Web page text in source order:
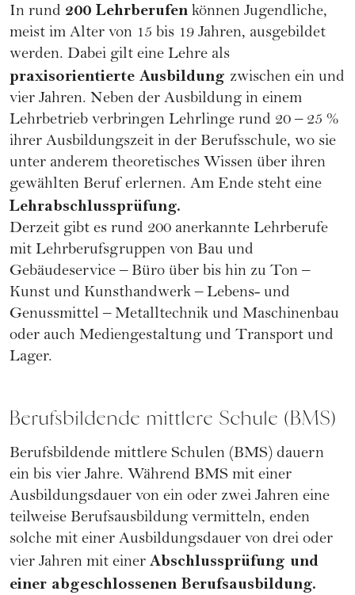
In rund 200 Lehrberufen können Jugendliche,
meist im Alter von 15 bis 19 Jahren, ausgebildet
werden. Dabei gilt eine Lehre als
praxisorientierte Ausbildung zwischen ein und
vier Jahren. Neben der Ausbildung in einem
Lehrbetrieb verbringen Lehrlinge rund 20 – 25 %
ihrer Ausbildungszeit in der Berufsschule, wo sie
unter anderem theoretisches Wissen über ihren
gewählten Beruf erlernen. Am Ende steht eine
Lehrabschlussprüfung.
Derzeit gibt es rund 200 anerkannte Lehrberufe
mit Lehrberufsgruppen von Bau und
Gebäudeservice – Büro über bis hin zu Ton –
Kunst und Kunsthandwerk – Lebens- und
Genussmittel – Metalltechnik und Maschinenbau
oder auch Mediengestaltung und Transport und
Lager.
Berufsbildende mittlere Schule (BMS)
Berufsbildende mittlere Schulen (BMS) dauern
ein bis vier Jahre. Während BMS mit einer
Ausbildungsdauer von ein oder zwei Jahren eine
teilweise Berufsausbildung vermitteln, enden
solche mit einer Ausbildungsdauer von drei oder
vier Jahren mit einer Abschlussprüfung und
einer abgeschlossenen Berufsausbildung.